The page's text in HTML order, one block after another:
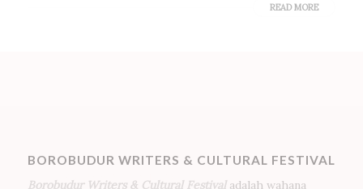
READ MORE
BOROBUDUR WRITERS & CULTURAL FESTIVAL
Borobudur Writers & Cultural Festival adalah wahana